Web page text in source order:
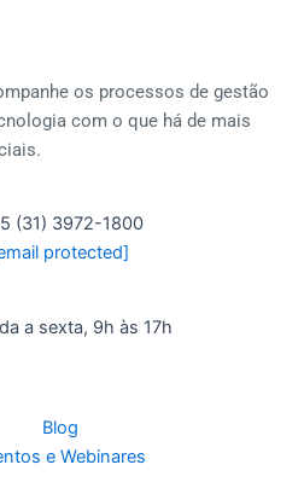
os processos de gestão
com o que há de mais
(31) 3972-1800
protected]
a sexta, 9h às 17h
Blog
e Webinares